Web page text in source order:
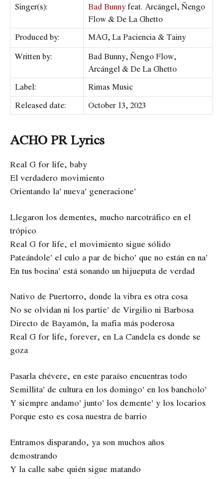
Singer(s):
Bad Bunnyfeat. Arcángel, Ñengo
Flow & De La Ghetto
Produced by:
MAG, La Paciencia & Tainy
Written by:
Bad Bunny, Ñengo Flow,
Arcángel & De La Ghetto
Label:
​Rimas Music
Released date:
October 13, 2023
ACHO PR Lyrics
Real G for life, baby
El verdadero movimiento
Orientando la’ nueva’ generacione’
Llegaron los dementes, mucho narcotráfico en el
trópico
Real G for life, el movimiento sigue sólido
Pateándole’ el culo a par de bicho’ que no están en na’
En tus bocina’ está sonando un hijueputa de verdad
Nativo de Puertorro, donde la vibra es otra cosa
No se olvidan ni los partie’ de Virgilio ni Barbosa
Directo de Bayamón, la mafia más poderosa
Real G for life, forever, en La Candela es donde se
goza
Pasarla chévere, en este paraíso encuentras todo
Semillita’ de cultura en los domingo’ en los bancholo’
Y siempre andamo’ junto’ los demente’ y los locarios
Porque esto es cosa nuestra de barrio
Entramos disparando, ya son muchos años
demostrando
Y la calle sabe quién sigue matando